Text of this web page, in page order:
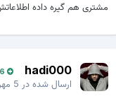
مشتری هم گیره داده
hadi000
16
ارسال شده در5 مهر، 2016